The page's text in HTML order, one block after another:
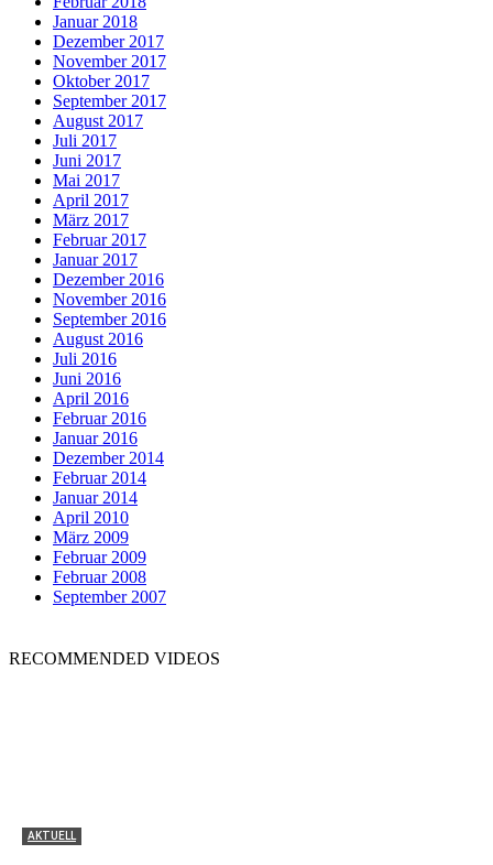
Januar 2018
Dezember 2017
November 2017
Oktober 2017
September 2017
August 2017
Juli 2017
Juni 2017
Mai 2017
April 2017
März 2017
Februar 2017
Januar 2017
Dezember 2016
November 2016
September 2016
August 2016
Juli 2016
Juni 2016
April 2016
Februar 2016
Januar 2016
Dezember 2014
Februar 2014
Januar 2014
April 2010
März 2009
Februar 2009
Februar 2008
September 2007
RECOMMENDED VIDEOS
AKTUELL